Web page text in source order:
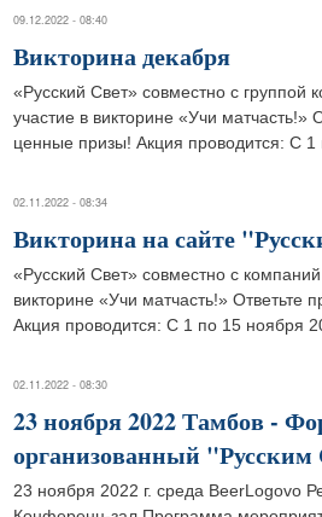
09.12.2022 - 08:40
Викторина декабря
«Русский Свет» совместно с группой
участие в викторине «Учи матчасть!»
ценные призы! Акция проводится: С 1
02.11.2022 - 08:34
Викторина на сайте
«Русский Свет» совместно с
викторине «Учи матчасть!» Ответьте
Акция проводится: С 1 по 15 ноября
02.11.2022 - 08:30
23 ноября 2022
организованный
23 ноября 2022 г. среда BeerLogovo